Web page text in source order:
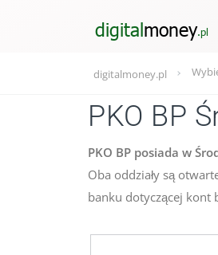
digitalmoney.pl
PKO BP
PKO BP posiada w
Oba oddziały są
banku dotyczącej kont